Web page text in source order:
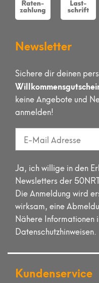
Newsletter
Sichere dir deinen
keine Angebote und
anmelden!
Ja, ich willige in den
Newsletters der
Die Anmeldung wird
wirksam, eine
Nähere Informationen
Datenschutzhinweisen.
Kundenservice